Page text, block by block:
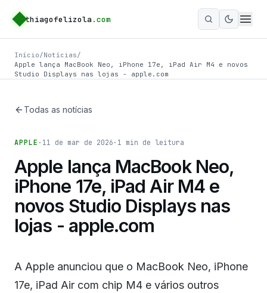
thiagofelizola .com
Ativar
Início/Notícias/
Apple lança MacBook Neo, iPhone 17e, iPad Air M4 e novos
Studio Displays nas lojas - apple.com
Todas as notícias
APPLE · 11 de mar de 2026 · 1 min de leitura
Apple lança MacBook Neo,
iPhone 17e, iPad Air M4 e
novos Studio Displays nas
lojas - apple.com
A Apple anunciou que o MacBook Neo, iPhone
17e, iPad Air com chip M4 e vários outros